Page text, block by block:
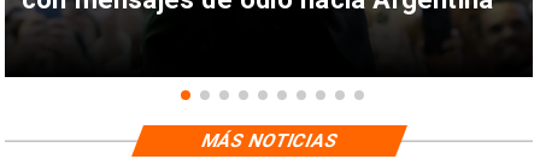
MÁS NOTICIAS